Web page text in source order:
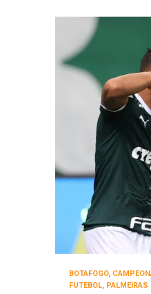
BOTAFOGO,
FUTEBOL, PALMEIRAS